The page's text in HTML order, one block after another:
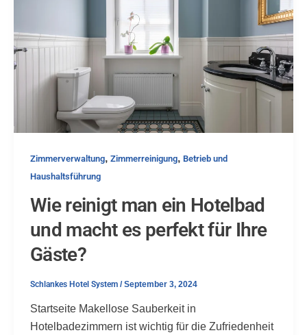
Zimmerverwaltung, Zimmerreinigung, Betrieb und
Haushaltsführung
Wie reinigt man ein Hotelbad
und macht es perfekt für Ihre
Gäste?
Schlankes Hotel System /September 3, 2024
Startseite Makellose Sauberkeit in
Hotelbadezimmern ist wichtig für die Zufriedenheit